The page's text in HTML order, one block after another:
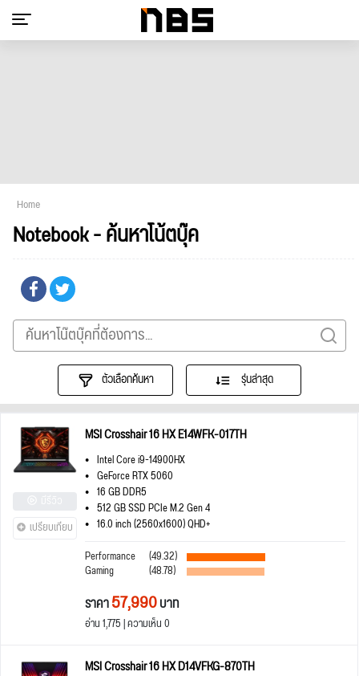
Home
Notebook - ค้นหาโน้ตบุ๊ค
ตัวเลือกค้นหา รุ่นล่าสุด
เปรียบเทียบ
MSI Crosshair 16 HX E14WFK-017TH
Intel Core i9-14900HX
GeForce RTX 5060
16 GB DDR5
512 GB SSD PCIe M.2 Gen 4
16.0 inch (2560x1600) QHD+
Performance
(49.32)
Gaming (48.78)
ราคา57,990บาท
อ่าน 1,775 | ความเห็น 0
MSI Crosshair 16 HX D14VFKG-870TH